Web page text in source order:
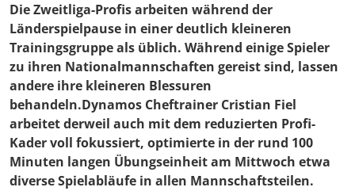
Die Zweitliga-Profis arbeiten während der
Länderspielpause in einer deutlich kleineren
Trainingsgruppe als üblich. Während einige Spieler
zu ihren Nationalmannschaften gereist sind, lassen
andere ihre kleineren Blessuren
behandeln.Dynamos Cheftrainer Cristian Fiel
arbeitet derweil auch mit dem reduzierten Profi-
Kader voll fokussiert, optimierte in der rund 100
Minuten langen Übungseinheit am Mittwoch etwa
diverse Spielabläufe in allen Mannschaftsteilen.